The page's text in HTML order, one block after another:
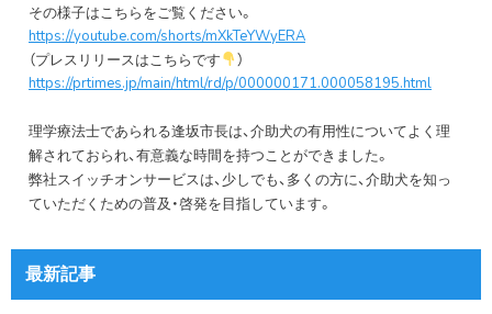
その様子はこちらをご覧ください。
https://youtube.com/shorts/mXkTeYWyERA
（プレスリリースはこちらです
）
https://prtimes.jp/main/html/rd/p/000000171.000058195.html
理学療法士であられる逢坂市長は、介助犬の有用性についてよく理
解されておられ、有意義な時間を持つことができました。
弊社スイッチオンサービスは、少しでも、多くの方に、介助犬を知っ
ていただくための普及・啓発を目指しています。
最新記事